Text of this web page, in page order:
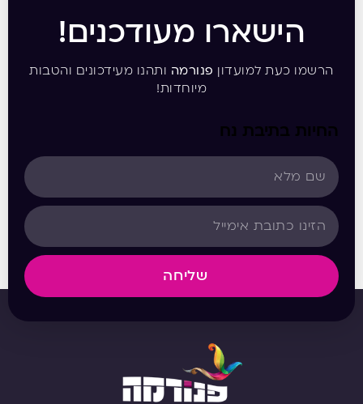
הישארו מעודכנים!
הרשמו כעת למועדון פנורמה ותהנו מעידכונים והטבות
מיוחדות!
החיות בתיבת נח
שליחה